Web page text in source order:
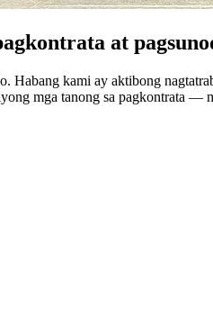
at
kami ay aktibong
mga tanong sa pagkontrata —